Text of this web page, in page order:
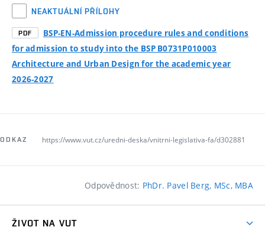
NEAKTUÁLNÍ PŘÍLOHY
PDF
BSP-EN-Admission procedure rules and conditions
for admission to study into the BSP B0731P010003
Architecture and Urban Design for the academic year
2026-2027
ODKAZ https://www.vut.cz/uredni-deska/vnitrni-legislativa-fa/d302881
Odpovědnost: PhDr. Pavel Berg, MSc, MBA
ŽIVOT NA VUT